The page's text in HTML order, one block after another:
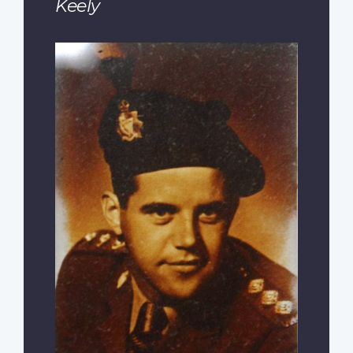
Keely